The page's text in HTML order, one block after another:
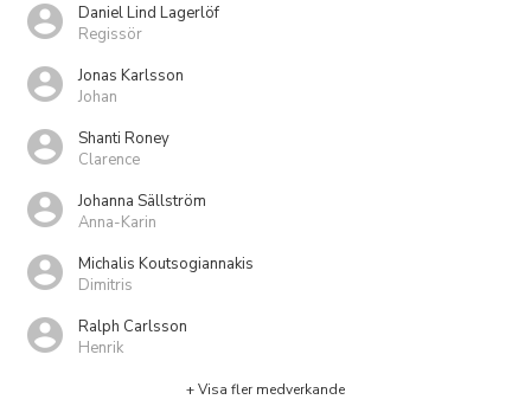
Daniel Lind Lagerlöf
Regissör
Jonas Karlsson
Johan
Shanti Roney
Clarence
Johanna Sällström
Anna-Karin
Michalis Koutsogiannakis
Dimitris
Ralph Carlsson
Henrik
+ Visa fler medverkande